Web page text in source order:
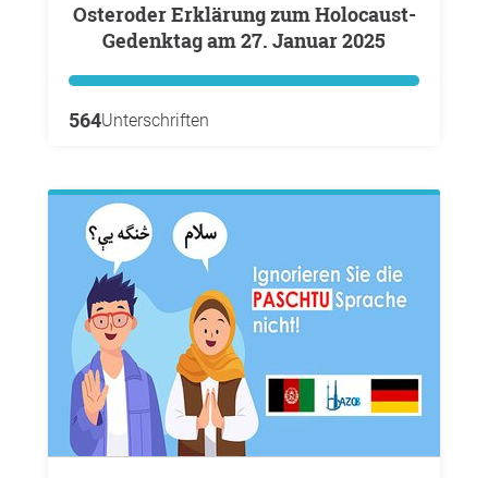
Osteroder Erklärung zum Holocaust-
Gedenktag am 27. Januar 2025
564Unterschriften